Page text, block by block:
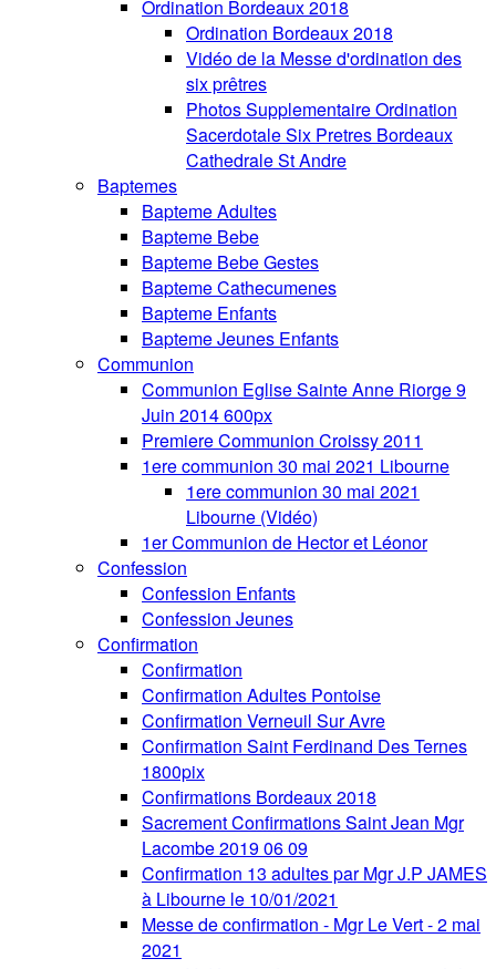
Ordination Bordeaux 2018
Ordination Bordeaux 2018
Vidéo de la Messe d'ordination des
six prêtres
Photos Supplementaire Ordination
Sacerdotale Six Pretres Bordeaux
Cathedrale St Andre
Baptemes
Bapteme Adultes
Bapteme Bebe
Bapteme Bebe Gestes
Bapteme Cathecumenes
Bapteme Enfants
Bapteme Jeunes Enfants
Communion
Communion Eglise Sainte Anne Riorge 9
Juin 2014 600px
Premiere Communion Croissy 2011
1ere communion 30 mai 2021 Libourne
1ere communion 30 mai 2021
Libourne (Vidéo)
1er Communion de Hector et Léonor
Confession
Confession Enfants
Confession Jeunes
Confirmation
Confirmation
Confirmation Adultes Pontoise
Confirmation Verneuil Sur Avre
Confirmation Saint Ferdinand Des Ternes
1800pix
Confirmations Bordeaux 2018
Sacrement Confirmations Saint Jean Mgr
Lacombe 2019 06 09
Confirmation 13 adultes par Mgr J.P JAMES
à Libourne le 10/01/2021
Messe de confirmation - Mgr Le Vert - 2 mai
2021